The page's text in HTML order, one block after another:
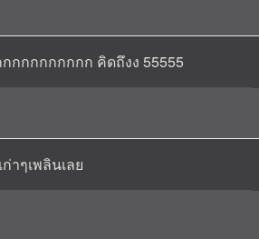
กกกกกกกกก คิดถึงง 55555
าๆเพลินเลย